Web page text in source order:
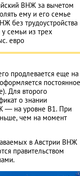
ВНЖ за вычетом
ему и его семье
без трудоустройства
семьи из трех
евро
продлевается еще на
постоянное
Для второго
о знании
— на уровне В1. При
чем на момент
в Австрии ВНЖ
правительством